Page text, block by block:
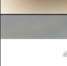
ข้